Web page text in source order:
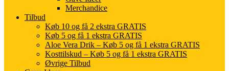
Merchandice
Tilbud
Køb 10 og få 2 ekstra GRATIS
Køb 5 og få 1 ekstra GRATIS
Aloe Vera Drik – Køb 5 og få 1 ekstra GRATIS
Kosttilskud – Køb 5 og få 1 ekstra GRATIS
Øvrige Tilbud